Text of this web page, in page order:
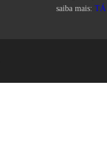
saiba mais:TÁ